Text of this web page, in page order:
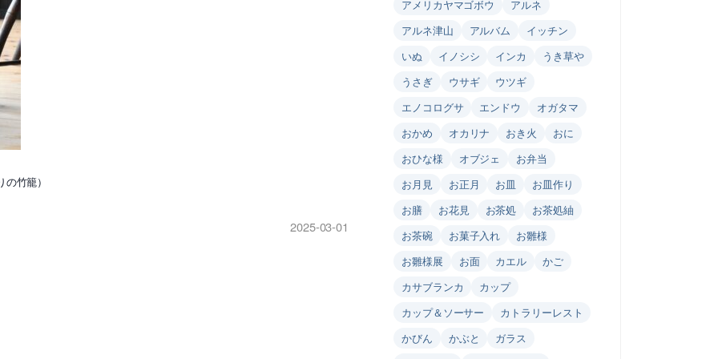
竹籠）
2025-03-01
アメリカヤマゴボウ
アルネ
アルネ津山
アルバム
イッチン
いぬ
イノシシ インカ
うき草や
うさぎ
ウサギ
ウツギ
エノコログサ
エンドウ
オガタマ
おかめ
オカリナ おき火
おに
おひな様
オブジェ
お弁当
お月見
お正月 お皿
お皿作り
お膳
お花見 お茶処
お茶処紬
お茶碗
お菓子入れ
お雛様
お雛様展
お面 カエル
かご
カサブランカ
カップ
カップ＆ソーサー
カトラリーレスト
かびん
かぶと
ガラス